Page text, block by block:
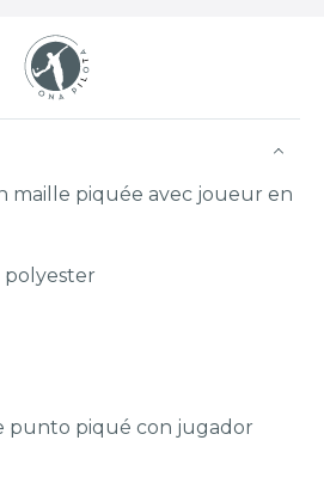
maille piquée avec joueur en
polyester
punto piqué con jugador